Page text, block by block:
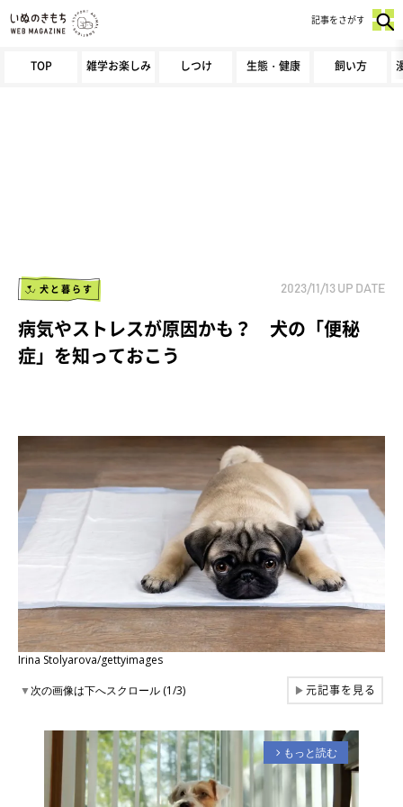
TOP 雑学お楽しみ しつけ 生態・健康 飼い方
記事をさがす
犬と暮らす 2023/11/13 UP DATE
病気やストレスが原因かも？ 犬の「便秘
症」を知っておこう
Irina Stolyarova/gettyimages
▼次の画像は下へスクロール (1/3) ▶元記事を見る
arrow_forward_ios もっと読む